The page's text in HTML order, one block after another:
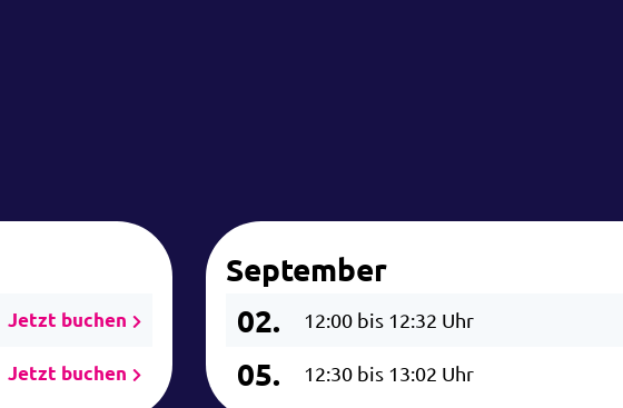
Jetzt buchen
Jetzt buchen
September
02.
12:00 bis 12:32 Uhr
05. 12:30 bis 13:02 Uhr